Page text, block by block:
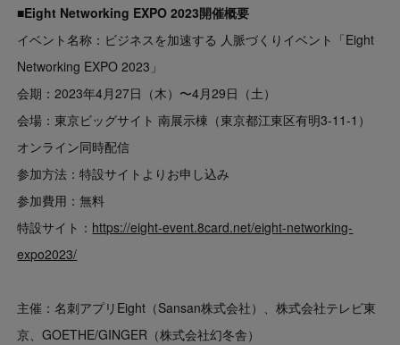
■Eight Networking EXPO 2023開催概要
イベント名称：ビジネスを加速する 人脈づくりイベント「Eight
Networking EXPO 2023」
会期：2023年4月27日（木）〜4月29日（土）
会場：東京ビッグサイト 南展示棟（東京都江東区有明3-11-1）
オンライン同時配信
参加方法：特設サイトよりお申し込み
参加費用：無料
特設サイト： https://eight-event.8card.net/eight-networking-
expo2023/
主催：名刺アプリEight（Sansan株式会社）、株式会社テレビ東
京、GOETHE/GINGER（株式会社幻冬舎）